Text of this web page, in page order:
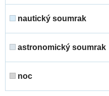
nautický soumrak
astronomický soumrak
noc